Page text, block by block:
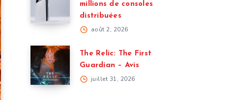
millions de consoles
distribuées
août 2, 2026
The Relic: The First
Guardian – Avis
juillet 31, 2026